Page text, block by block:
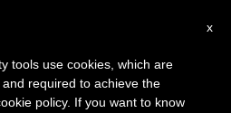
x
tools use cookies, which are
required to achieve the
policy. If you want to know